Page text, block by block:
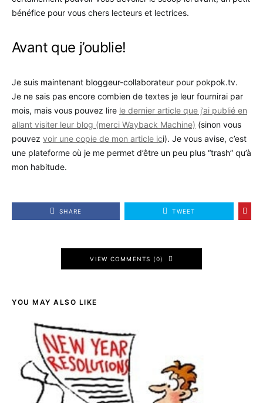
bénéfice pour vous chers lecteurs et lectrices.
Avant que j’oublie!
Je suis maintenant bloggeur-collaborateur pour pokpok.tv.
Je ne sais pas encore combien de textes je leur fournirai par
mois, mais vous pouvez lire le dernier article que j’ai publié en
allant visiter leur blog (merci Wayback Machine) (sinon vous
pouvez voir une copie de mon article ici). Je vous avise, c’est
une plateforme où je me permet d’être un peu plus “trash” qu’à
mon habitude.
SHARE TWEET
VIEW COMMENTS (0)
YOU MAY ALSO LIKE